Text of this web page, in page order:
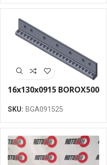
16x130x0915 BOROX500
cietkausējuma pīķiem
SKU: BGA091525